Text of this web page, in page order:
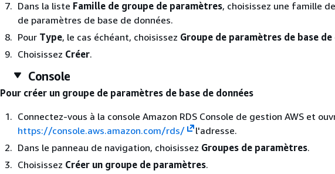
Dans la liste Famille de groupe de paramètres, choisissez une famille
de paramètres de base de données.
Pour Type, le cas échéant, choisissez Groupe de paramètres de base de
Choisissez Créer.
Console
Pour créer un groupe de paramètres de base de données
Connectez-vous à la console Amazon RDS Console de gestion AWS et
https://console.aws.amazon.com/rds/
l'adresse.
Dans le panneau de navigation, choisissez Groupes de paramètres.
Choisissez Créer un groupe de paramètres.